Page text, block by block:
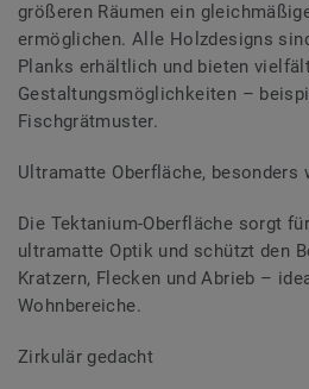
größeren Räumen ein
ermöglichen. Alle Holzdesigns
Planks erhältlich und bieten
Gestaltungsmöglichkeiten –
Fischgrätmuster.
Ultramatte Oberfläche, besonders
Die Tektanium-Oberfläche sorgt
ultramatte Optik und schützt den
Kratzern, Flecken und Abrieb –
Wohnbereiche.
Zirkulär gedacht